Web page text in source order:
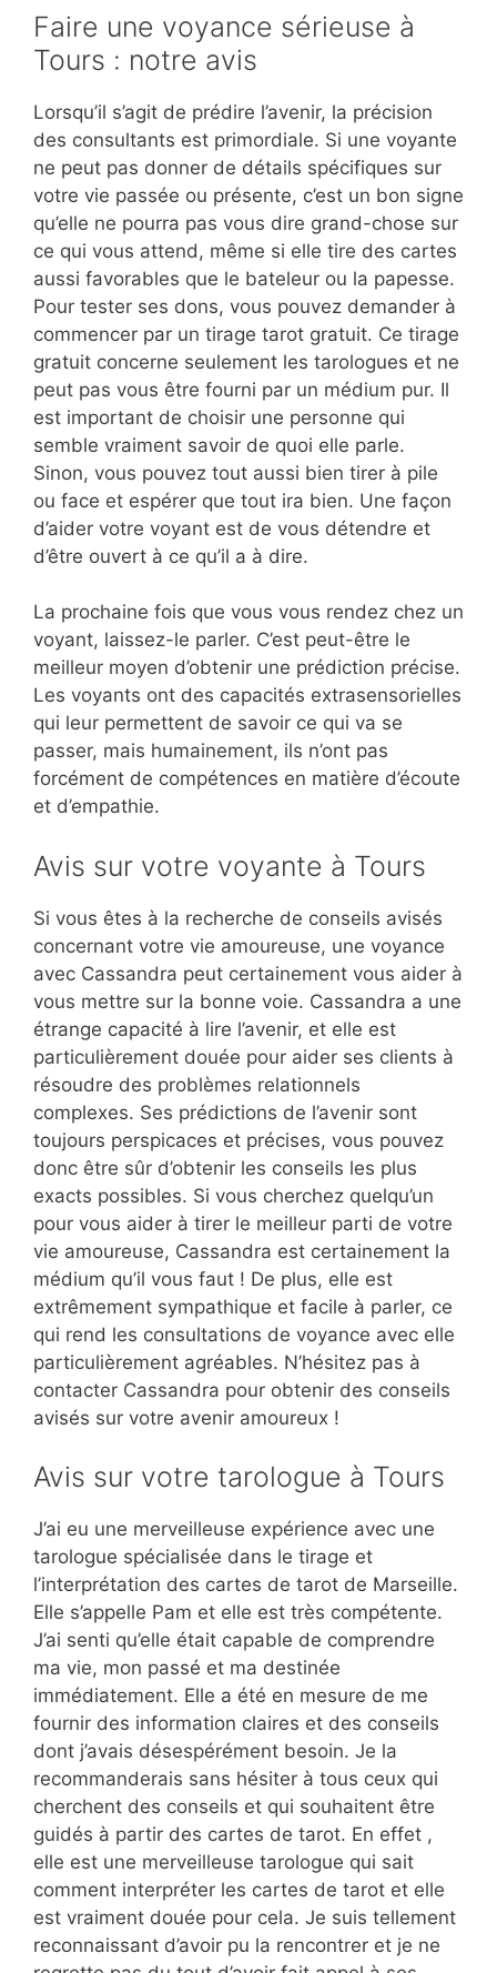
Faire une voyance sérieuse à
Tours : notre avis
Lorsqu’il s’agit de prédire l’avenir, la précision
des consultants est primordiale. Si une voyante
ne peut pas donner de détails spécifiques sur
votre vie passée ou présente, c’est un bon signe
qu’elle ne pourra pas vous dire grand-chose sur
ce qui vous attend, même si elle tire des cartes
aussi favorables que le bateleur ou la papesse.
Pour tester ses dons, vous pouvez demander à
commencer par un tirage tarot gratuit. Ce tirage
gratuit concerne seulement les tarologues et ne
peut pas vous être fourni par un médium pur. Il
est important de choisir une personne qui
semble vraiment savoir de quoi elle parle.
Sinon, vous pouvez tout aussi bien tirer à pile
ou face et espérer que tout ira bien. Une façon
d’aider votre voyant est de vous détendre et
d’être ouvert à ce qu’il a à dire.
La prochaine fois que vous vous rendez chez un
voyant, laissez-le parler. C’est peut-être le
meilleur moyen d’obtenir une prédiction précise.
Les voyants ont des capacités extrasensorielles
qui leur permettent de savoir ce qui va se
passer, mais humainement, ils n’ont pas
forcément de compétences en matière d’écoute
et d’empathie.
Avis sur votre voyante à Tours
Si vous êtes à la recherche de conseils avisés
concernant votre vie amoureuse, une voyance
avec Cassandra peut certainement vous aider à
vous mettre sur la bonne voie. Cassandra a une
étrange capacité à lire l’avenir, et elle est
particulièrement douée pour aider ses clients à
résoudre des problèmes relationnels
complexes. Ses prédictions de l’avenir sont
toujours perspicaces et précises, vous pouvez
donc être sûr d’obtenir les conseils les plus
exacts possibles. Si vous cherchez quelqu’un
pour vous aider à tirer le meilleur parti de votre
vie amoureuse, Cassandra est certainement la
médium qu’il vous faut ! De plus, elle est
extrêmement sympathique et facile à parler, ce
qui rend les consultations de voyance avec elle
particulièrement agréables. N’hésitez pas à
contacter Cassandra pour obtenir des conseils
avisés sur votre avenir amoureux !
Avis sur votre tarologue à Tours
J’ai eu une merveilleuse expérience avec une
tarologue spécialisée dans le tirage et
l’interprétation des cartes de tarot de Marseille.
Elle s’appelle Pam et elle est très compétente.
J’ai senti qu’elle était capable de comprendre
ma vie, mon passé et ma destinée
immédiatement. Elle a été en mesure de me
fournir des information claires et des conseils
dont j’avais désespérément besoin. Je la
recommanderais sans hésiter à tous ceux qui
cherchent des conseils et qui souhaitent être
guidés à partir des cartes de tarot. En effet ,
elle est une merveilleuse tarologue qui sait
comment interpréter les cartes de tarot et elle
est vraiment douée pour cela. Je suis tellement
reconnaissant d’avoir pu la rencontrer et je ne